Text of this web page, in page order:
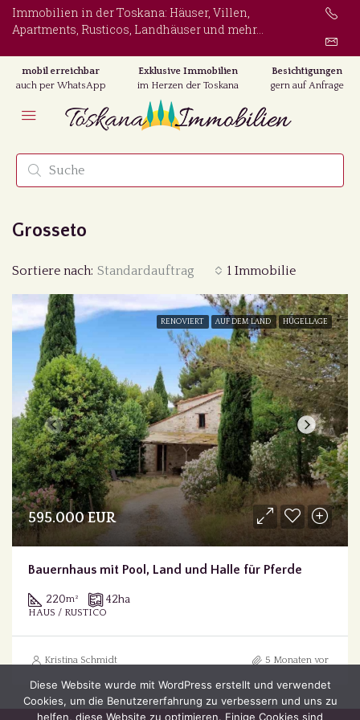
Immobilien in der Toskana: Häuser, Villen,
Apartments, Rusticos, Landhäuser und mehr...
mobil erreichbar
auch per WhatsApp
Exklusive Immobilien
im Herzen der Toskana
Besichtigungen
gern auf Anfrage
Grosseto
1 Immobilie
Sortiere nach: Standardauftrag
RENOVIERT AUF DEM LAND HÜGELLAGE
595.000 EUR
Bauernhaus mit Pool, Land und Halle für Pferde
220m² 42ha
HAUS / RUSTICO
Kristina Schmidt 5 Monaten vor
Diese Website wurde mit WordPress erstellt und verwendet
Cookies, um die Benutzererfahrung zu verbessern und uns zu
helfen, diese Website zu optimieren. Einige Cookies sind